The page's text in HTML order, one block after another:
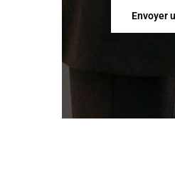
Envoyer